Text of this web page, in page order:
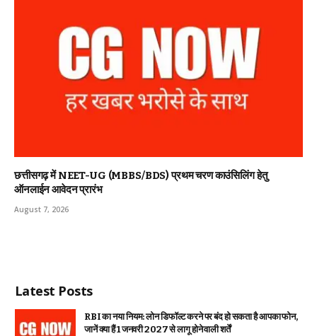
छत्तीसगढ़ में NEET-UG (MBBS/BDS) प्रथम चरण काउंसिलिंग हेतु
ऑनलाईन आवेदन प्रारंभ
August 7, 2026
Latest Posts
RBI का नया नियम: लोन डिफॉल्ट करने पर बंद हो सकता है आपका फोन,
जानें क्या हैं 1 जनवरी 2027 से लागू होने वाली शर्तें